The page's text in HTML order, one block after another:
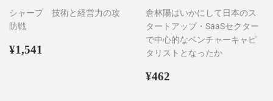
シャープ 技術と経営力の攻
防戦
通
¥1,541
倉林陽はいかにして日本のス
タートアップ・SaaSセクター
で中心的なベンチャーキャピ
タリストとなったか
通
¥462